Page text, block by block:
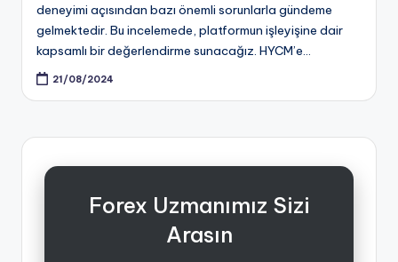
deneyimi açısından bazı önemli sorunlarla gündeme
gelmektedir. Bu incelemede, platformun işleyişine dair
kapsamlı bir değerlendirme sunacağız. HYCM’e…
21/08/2024
Forex Uzmanımız Sizi
Arasın